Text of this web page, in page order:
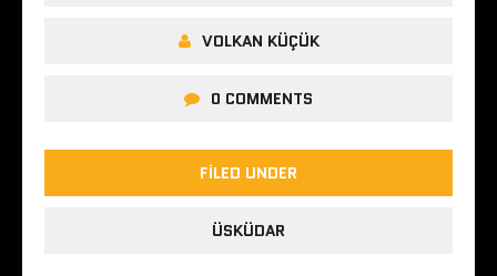
VOLKAN KÜÇÜK
0 COMMENTS
FILED UNDER
ÜSKÜDAR